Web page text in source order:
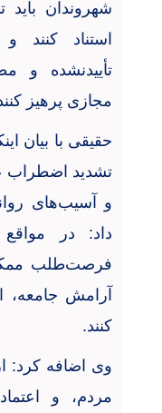
شهروندان باید
استناد کنند
تأییدنشده و
مجازی پرهیز
حقیقی با بیان
تشدید اضطراب
و آسیب‌های
داد: در
فرصت‌طلب
آرامش جامعه،
کنند.
وی اضافه کرد:
مردم، و